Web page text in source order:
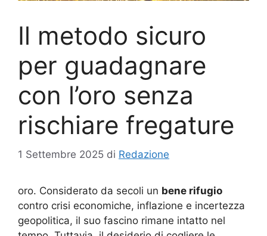
Il metodo sicuro
per guadagnare
con l’oro senza
rischiare fregature
1 Settembre 2025 di Redazione
oro. Considerato da secoli un bene rifugio
contro crisi economiche, inflazione e incertezza
geopolitica, il suo fascino rimane intatto nel